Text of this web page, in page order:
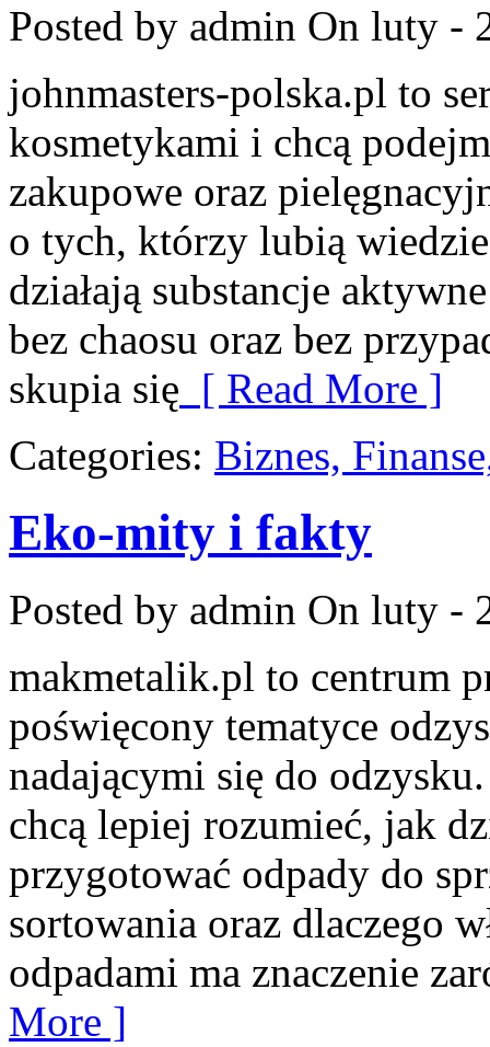
Posted by admin On luty -
johnmasters-polska.pl to
kosmetykami i chcą
zakupowe oraz
o tych, którzy lubią
działają substancje
bez chaosu oraz bez
skupia się [ Read More ]
Categories: Biznes,
Eko-mity i fakty
Posted by admin On luty -
makmetalik.pl to centrum
poświęcony tematyce
nadającymi się do
chcą lepiej rozumieć, jak
przygotować odpady do
sortowania oraz dlaczego
odpadami ma znaczenie
More ]